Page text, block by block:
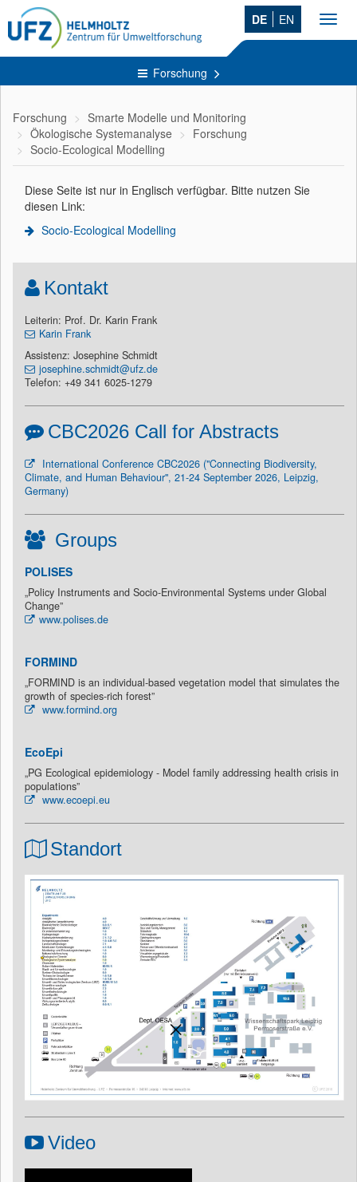
DE EN
Forschung
Forschung
Smarte Modelle und Monitoring
Ökologische Systemanalyse
Forschung
Socio-Ecological Modelling
Diese Seite ist nur in Englisch verfügbar. Bitte nutzen Sie
diesen Link:
Socio-Ecological Modelling
Kontakt
Leiterin: Prof. Dr. Karin Frank
Karin Frank
Assistenz: Josephine Schmidt
josephine.schmidt@ufz.de
Telefon: +49 341 6025-1279
CBC2026 Call for Abstracts
International Conference CBC2026 ("Connecting Biodiversity,
Climate, and Human Behaviour", 21-24 September 2026, Leipzig,
Germany)
Groups
POLISES
„Policy Instruments and Socio-Environmental Systems under Global
Change”
www.polises.de
FORMIND
„FORMIND is an individual-based vegetation model that simulates the
growth of species-rich forest”
www.formind.org
EcoEpi
„PG Ecological epidemiology - Model family addressing health crisis in
populations”
www.ecoepi.eu
Standort
Video